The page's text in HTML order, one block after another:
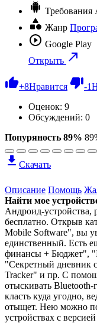
Требования
Жанр
Google Play
Открыть
+8Нравится -1
Оценок: 9
Обсуждений: 0
Попуряность 89%
Скачать
Описание Помощь
Найти мое
Андроид-устройства,
бесплатно. Открыв
Mobile Software", вы
единственный. Есть
финансы + Бюджет",
"Секретный дневник
Tracker" и пр. С
отыскивать
класть куда угодно,
отыщет. Нею можно
устройствах с